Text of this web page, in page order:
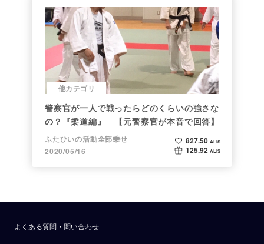
他カテゴリ
警察官が一人で戦ったらどのくらいの強さな
の？『柔道編』 【元警察官が本音で回答】
ふたひいの活動全部乗せ
2020/05/16
827.50 ALIS
125.92 ALIS
よくある質問・問い合わせ